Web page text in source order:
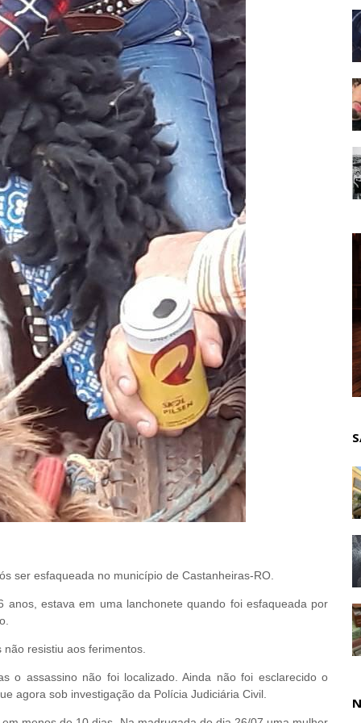
ser esfaqueada no município de Castanheiras-RO.
estava em uma lanchonete quando foi esfaqueada por
resistiu aos ferimentos.
o assassino não foi localizado. Ainda não foi esclarecido o
agora sob investigação da Polícia Judiciária Civil.